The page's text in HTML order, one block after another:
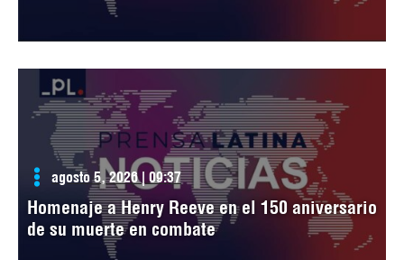
agosto 5, 2026 | 09:37
Homenaje a Henry Reeve en el 150 aniversario
de su muerte en combate